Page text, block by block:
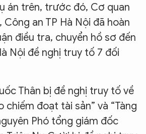
án trên, trước đó, Cơ quan
Công an TP Hà Nội đã hoàn
điều tra, chuyển hồ sơ đến
Nội đề nghị truy tố 7 đối
Thân bị đề nghị truy tố về
chiếm đoạt tài sản” và “Tàng
Phó tổng giám đốc